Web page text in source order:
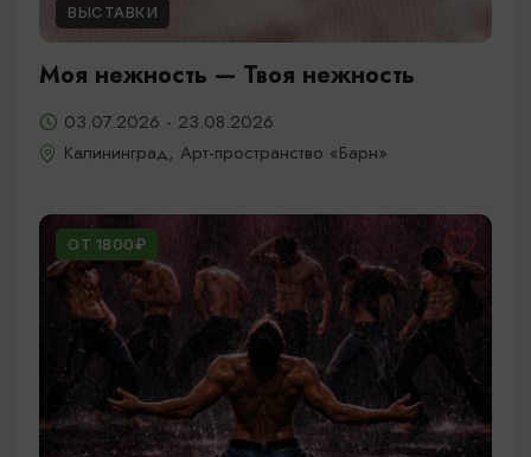
ВЫСТАВКИ
Моя нежность — Твоя нежность
03.07.2026 - 23.08.2026
Калининград, Арт-пространство «Барн»
ОТ 1800₽